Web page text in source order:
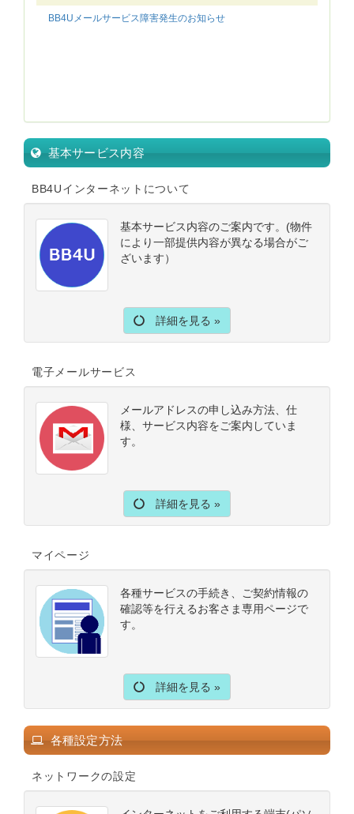
基本サービス内容
BB4Uインターネットについて
基本サービス内容のご案内です。(物件
により一部提供内容が異なる場合がご
ざいます）
詳細を見る »
電子メールサービス
メールアドレスの申し込み方法、仕
様、サービス内容をご案内していま
す。
詳細を見る »
マイページ
各種サービスの手続き、ご契約情報の
確認等を行えるお客さま専用ページで
す。
詳細を見る »
各種設定方法
ネットワークの設定